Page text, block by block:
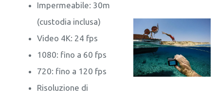
Impermeabile: 30m
(custodia inclusa)
Video 4K: 24 fps
1080: fino a 60 fps
720: fino a 120 fps
Risoluzione di